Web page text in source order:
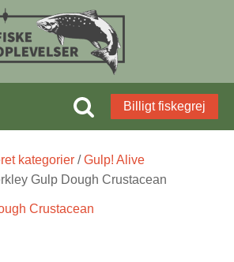
Billigt fiskegrej
kategorier /Gulp! Alive
Gulp Dough Crustacean